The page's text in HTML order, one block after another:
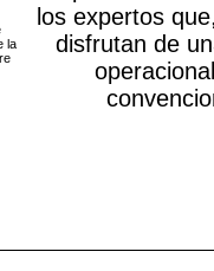
la
los expertos
disfrutan de